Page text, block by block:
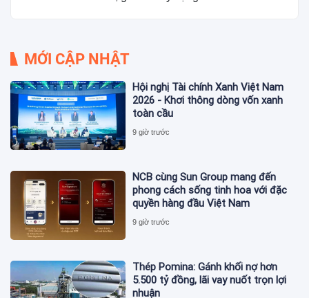
MỚI CẬP NHẬT
Hội nghị Tài chính Xanh Việt Nam
2026 - Khơi thông dòng vốn xanh
toàn cầu
9 giờ trước
NCB cùng Sun Group mang đến
phong cách sống tinh hoa với đặc
quyền hàng đầu Việt Nam
9 giờ trước
Thép Pomina: Gánh khối nợ hơn
5.500 tỷ đồng, lãi vay nuốt trọn lợi
nhuận